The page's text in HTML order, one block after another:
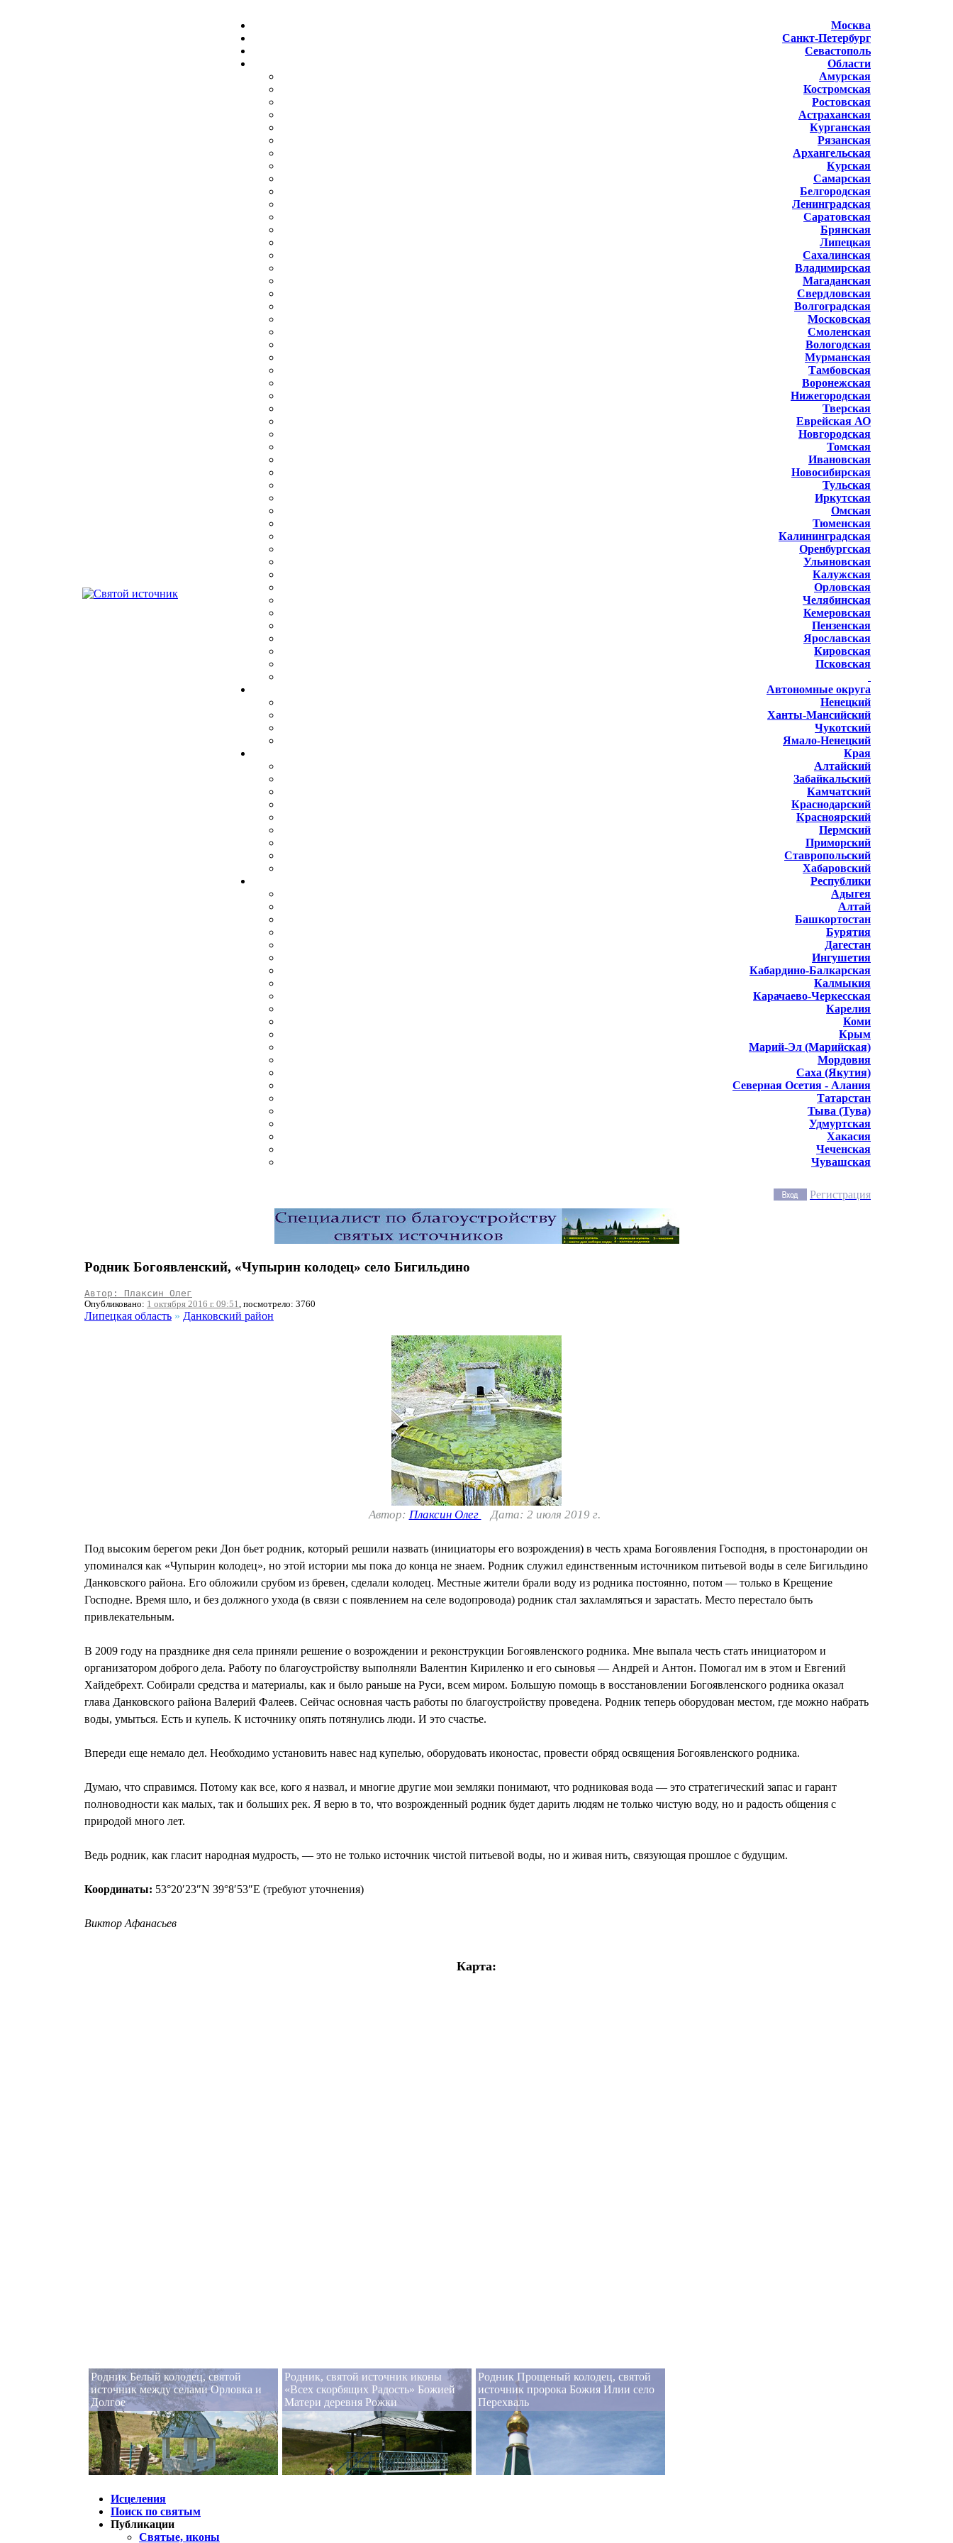
Москва
Санкт-Петербург
Севастополь
Области
Амурская
Костромская
Ростовская
Астраханская
Курганская
Рязанская
Архангельская
Курская
Самарская
Белгородская
Ленинградская
Саратовская
Брянская
Липецкая
Сахалинская
Владимирская
Магаданская
Свердловская
Волгоградская
Московская
Смоленская
Вологодская
Мурманская
Тамбовская
Воронежская
Нижегородская
Тверская
Еврейская АО
Новгородская
Томская
Ивановская
Новосибирская
Тульская
Иркутская
Омская
Тюменская
Калининградская
Оренбургская
Ульяновская
Калужская
Орловская
Челябинская
Кемеровская
Пензенская
Ярославская
Кировская
Псковская
Автономные округа
Ненецкий
Ханты-Мансийский
Чукотский
Ямало-Ненецкий
Края
Алтайский
Забайкальский
Камчатский
Краснодарский
Красноярский
Пермский
Приморский
Ставропольский
Хабаровский
Республики
Адыгея
Алтай
Башкортостан
Бурятия
Дагестан
Ингушетия
Кабардино-Балкарская
Калмыкия
Карачаево-Черкесская
Карелия
Коми
Крым
Марий-Эл (Марийская)
Мордовия
Саха (Якутия)
Северная Осетия - Алания
Татарстан
Тыва (Тува)
Удмуртская
Хакасия
Чеченская
Чувашская
Регистрация
Родник Богоявленский, «Чупырин колодец» село Бигильдино
Автор: Плаксин Олег
Опубликовано: 1 октября 2016 г. 09:51, посмотрело: 3760
Липецкая область » Данковский район
Автор: Плаксин Олег Дата: 2 июля 2019 г.
Под высоким берегом реки Дон бьет родник, который решили назвать (инициаторы его возрождения) в честь храма Богоявления Господня, в простонародии он
упоминался как «Чупырин колодец», но этой истории мы пока до конца не знаем. Родник служил единственным источником питьевой воды в селе Бигильдино
Данковского района. Его обложили срубом из бревен, сделали колодец. Местные жители брали воду из родни­ка постоянно, потом — толь­ко в Крещение
Господне. Время шло, и без должного ухода (в связи с появлением на селе водопровода) родник стал захламляться и зарастать. Место перестало быть
привлекательным.
В 2009 году на празднике дня села приняли решение о возрождении и реконструкции Богоявленского родника. Мне выпала честь стать инициатором и
организатором доброго дела. Работу по благоустройству выполняли Валентин Кириленко и его сыновья — Андрей и Антон. Помогал им в этом и Евгений
Хайдебрехт. Собирали средства и материалы, как и было раньше на Руси, всем миром. Большую помощь в восстановлении Богоявленского родника оказал
глава Данковского района Валерий Фалеев. Сейчас основная часть работы по благоустройству проведена. Родник теперь оборудован местом, где можно набрать
воды, умыться. Есть и купель. К источнику опять потянулись люди. И это счастье.
Впереди еще немало дел. Необходимо установить навес над купелью, оборудовать иконостас, провести обряд освящения Богоявленского родника.
Думаю, что справимся. Потому как все, кого я назвал, и многие другие мои земляки понимают, что родниковая вода — это стратегический запас и гарант
полноводности как малых, так и больших рек. Я верю в то, что возрожденный родник будет дарить людям не только чистую воду, но и радость общения с
природой много лет.
Ведь родник, как гласит народная мудрость, — это не только источник чистой питьевой воды, но и живая нить, связующая прошлое с будущим.
Координаты: 53°20′23″N 39°8′53″E (требуют уточнения)
Виктор Афанасьев
Карта:
Родник Белый колодец, святой
источник между селами Орловка и
Долгое
Родник, святой источник иконы
«Всех скорбящих Радость» Божией
Матери деревня Рожки
Родник Прощеный колодец, святой
источник пророка Божия Илии село
Перехваль
Исцеления
Поиск по святым
Публикации
Святые, иконы